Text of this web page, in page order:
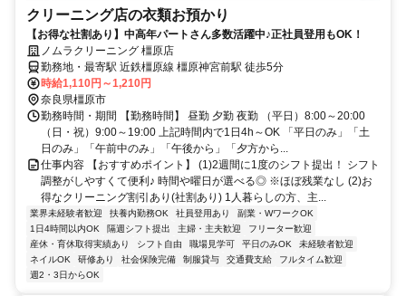
クリーニング店の衣類お預かり
【お得な社割あり】中高年パートさん多数活躍中♪正社員登用もOK！
ノムラクリーニング 橿原店
勤務地・最寄駅 近鉄橿原線 橿原神宮前駅 徒歩5分
時給1,110円～1,210円
奈良県橿原市
勤務時間・期間 【勤務時間】 昼勤 夕勤 夜勤 （平日）8:00～20:00
（日・祝）9:00～19:00 上記時間内で1日4h～OK 「平日のみ」「土
日のみ」「午前中のみ」「午後から」「夕方から...
仕事内容 【おすすめポイント】 (1)2週間に1度のシフト提出！ シフト
調整がしやすくて便利♪ 時間や曜日が選べる◎ ※ほぼ残業なし (2)お
得なクリーニング割引あり(社割あり) 1人暮らしの方、主...
業界未経験者歓迎 扶養内勤務OK 社員登用あり
副業・WワークOK
1日4時間以内OK
隔週シフト提出 主婦・主夫歓迎
フリーター歓迎
産休・育休取得実績あり
シフト自由 職場見学可 平日のみOK
未経験者歓迎
ネイルOK
研修あり 社会保険完備 制服貸与 交通費支給
フルタイム歓迎
週2・3日からOK